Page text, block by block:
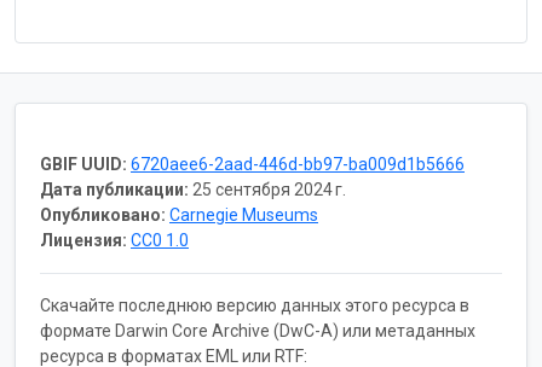
GBIF UUID: 6720aee6-2aad-446d-bb97-ba009d1b5666
Дата публикации: 25 сентября 2024 г.
Опубликовано: Carnegie Museums
Лицензия: CC0 1.0
Скачайте последнюю версию данных этого ресурса в
формате Darwin Core Archive (DwC-A) или метаданных
ресурса в форматах EML или RTF: